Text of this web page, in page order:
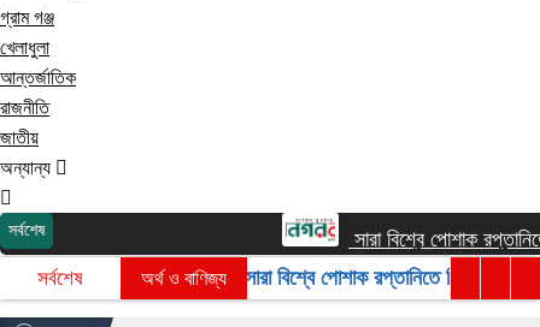
গ্রাম গঞ্জ
খেলাধুলা
আন্তর্জাতিক
রাজনীতি
জাতীয়
অন্যান্য
সর্বশেষ সারা বিশ্বে পোশাক রপ্তানিতে
সর্বশেষ অর্থ ও বাণিজ্য সারা বিশ্বে পোশাক রপ্তানিতে দ্বিতীয় শীর্ষ